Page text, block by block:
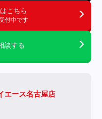
こちら
付中です
談する
エース名古屋店